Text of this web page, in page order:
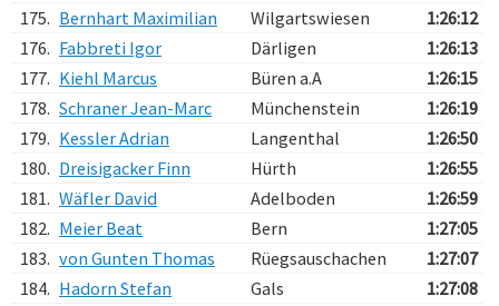
175. Bernhart Maximilian Wilgartswiesen
1:26:12
176. Fabbreti Igor Därligen
1:26:13
177. Kiehl Marcus Büren a.A
1:26:15
178. Schraner Jean-Marc Münchenstein
1:26:19
179. Kessler Adrian Langenthal
1:26:50
180. Dreisigacker Finn Hürth
1:26:55
181. Wäfler David Adelboden
1:26:59
182. Meier Beat Bern
1:27:05
183. von Gunten Thomas Rüegsauschachen
1:27:07
184. Hadorn Stefan Gals
1:27:08